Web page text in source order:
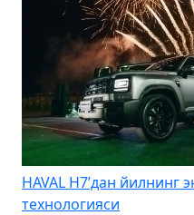
HAVAL H7’дан йилнинг
технологияси